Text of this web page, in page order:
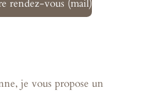
rendez-vous (mail)
je vous propose un